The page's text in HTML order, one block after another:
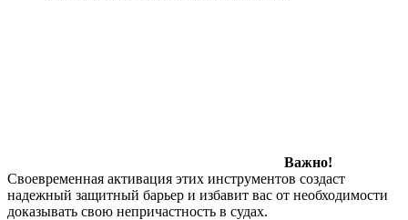
Важно!
Своевременная активация этих инструментов создаст
надежный защитный барьер и избавит вас от необходимости
доказывать свою непричастность в судах.